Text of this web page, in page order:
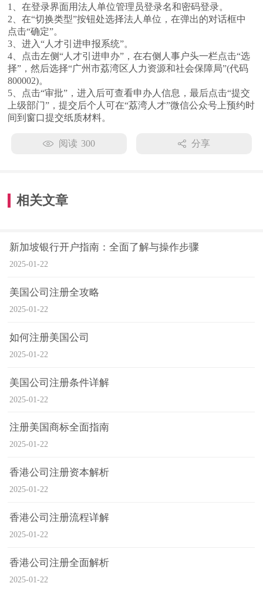
1、在登录界面用法人单位管理员登录名和密码登录。
2、在“切换类型”按钮处选择法人单位，在弹出的对话框中
点击“确定”。
3、进入“人才引进申报系统”。
4、点击左侧“人才引进申办”，在右侧人事户头一栏点击“选
择”，然后选择“广州市荔湾区人力资源和社会保障局”(代码
800002)。
5、点击“审批”，进入后可查看申办人信息，最后点击“提交
上级部门”，提交后个人可在“荔湾人才”微信公众号上预约时
间到窗口提交纸质材料。
阅读 300 分享
相关文章
新加坡银行开户指南：全面了解与操作步骤
2025-01-22
美国公司注册全攻略
2025-01-22
如何注册美国公司
2025-01-22
美国公司注册条件详解
2025-01-22
注册美国商标全面指南
2025-01-22
香港公司注册资本解析
2025-01-22
香港公司注册流程详解
2025-01-22
香港公司注册全面解析
2025-01-22